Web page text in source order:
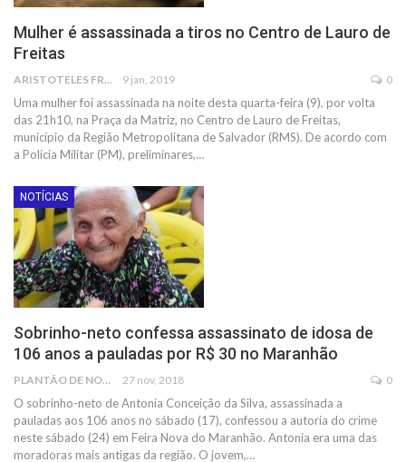
Mulher é assassinada a tiros no Centro de Lauro de
Freitas
ARISTOTELES FRANCO 9 jan, 2019 0
Uma mulher foi assassinada na noite desta quarta-feira (9), por volta
das 21h10, na Praça da Matriz, no Centro de Lauro de Freitas,
município da Região Metropolitana de Salvador (RMS). De acordo com
a Polícia Militar (PM), preliminares,…
NOTÍCIAS
Sobrinho-neto confessa assassinato de idosa de
106 anos a pauladas por R$ 30 no Maranhão
PLANTÃO DE NOTÍCIAS 27 nov, 2018 0
O sobrinho-neto de Antonia Conceição da Silva, assassinada a
pauladas aos 106 anos no sábado (17), confessou a autoria do crime
neste sábado (24) em Feira Nova do Maranhão. Antonia era uma das
moradoras mais antigas da região. O jovem,…